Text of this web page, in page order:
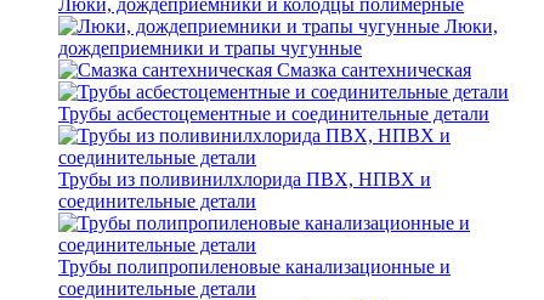
Люки, дождеприемники и колодцы полимерные
Люки,
дождеприемники и трапы чугунные
Смазка сантехническая
Трубы асбестоцементные и соединительные детали
Трубы из поливинилхлорида ПВХ, НПВХ и
соединительные детали
Трубы полипропиленовые канализационные и
соединительные детали